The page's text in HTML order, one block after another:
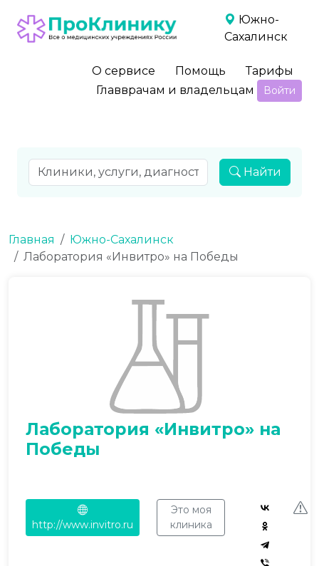
Южно-
Сахалинск
О сервисе Помощь
Тарифы
Главврачам и владельцам
Войти
Найти
Главная
Южно-Сахалинск
Лаборатория «Инвитро» на Победы
Лаборатория «Инвитро» на
Победы
http://www.invitro.ru
Это моя
клиника